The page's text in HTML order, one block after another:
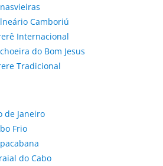
Camboriú
Internacional
do Bom Jesus
Tradicional
de Janeiro
Frio
do Cabo